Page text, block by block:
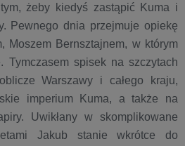
żeby kiedyś zastąpić Kuma i
Pewnego dnia przejmuje opiekę
Moszem Bernsztajnem, w którym
Tymczasem spisek na szczytach
Warszawy i całego kraju,
imperium Kuma, a także na
Uwikłany w skomplikowane
Jakub stanie wkrótce do